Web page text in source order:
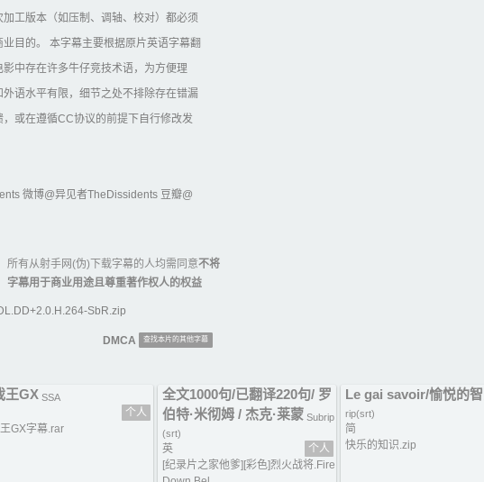
工版本（如压制、调轴、校对）都必须
目的。 本字幕主要根据原片英语字幕翻
中存在许多牛仔竞技术语，为方便理
语水平有限，细节之处不排除存在错漏
或在遵循CC协议的前提下自行修改发
微博@异见者TheDissidents 豆瓣@
所有从射手网(伪)下载字幕的人均需同意不将
字幕用于商业用途且尊重著作权人的权益
SbR.zip
DMCA 查找本片的其他字幕
王GX SSA
个人
GX字幕.rar
全文1000句/已翻译220句/ 罗
伯特·米彻姆 / 杰克·莱蒙 Subrip
(srt)
英
个人
[纪录片之家他爹][彩色]烈火战将.Fire
Le gai savoir/愉悦的
rip(srt)
简
快乐的知识.zip